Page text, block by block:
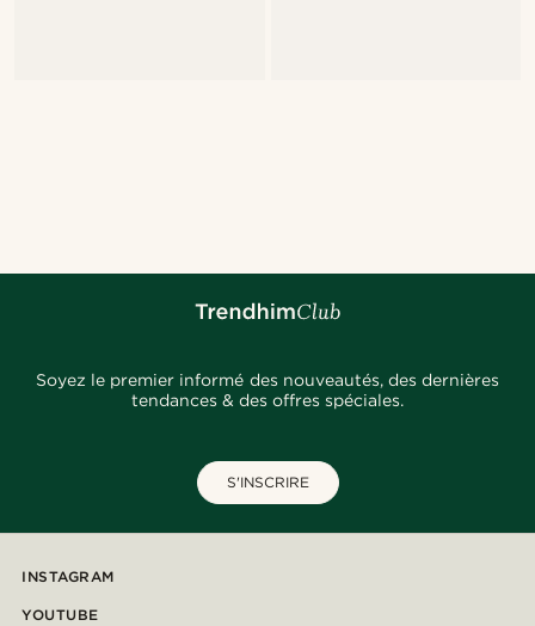
Soyez le premier informé des nouveautés, des dernières
tendances & des offres spéciales.
S'INSCRIRE
INSTAGRAM
YOUTUBE